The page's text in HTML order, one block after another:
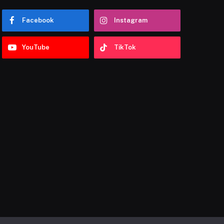
Facebook Instagram
YouTube TikTok